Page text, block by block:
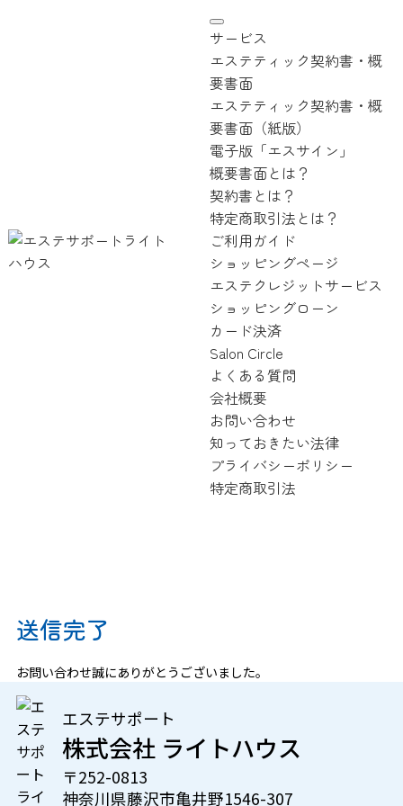
サービス
エステティック契約書・概
要書面
エステティック契約書・概
要書面（紙版）
電子版「エスサイン」
概要書面とは？
契約書とは？
特定商取引法とは？
ご利用ガイド
ショッピングページ
エステクレジットサービス
ショッピングローン
カード決済
Salon Circle
よくある質問
会社概要
お問い合わせ
知っておきたい法律
プライバシーポリシー
特定商取引法
送信完了
お問い合わせ誠にありがとうございました。
エステサポート
株式会社 ライトハウス
〒252-0813
神奈川県藤沢市亀井野1546-307